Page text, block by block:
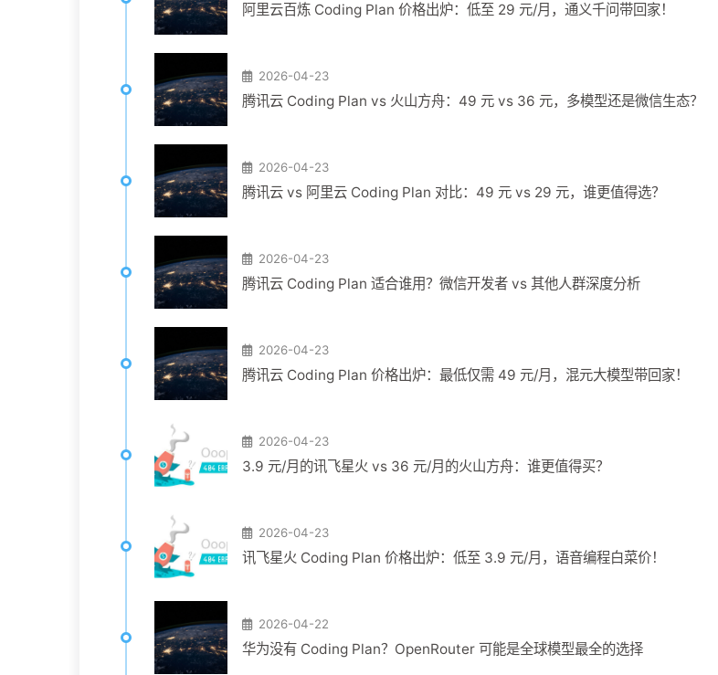
阿里云百炼 Coding Plan 价格出炉：低至 29 元/月，通义千问带回家！
2026-04-23
腾讯云 Coding Plan vs 火山方舟：49 元 vs 36 元，多模型还是微信生态？
2026-04-23
腾讯云 vs 阿里云 Coding Plan 对比：49 元 vs 29 元，谁更值得选？
2026-04-23
腾讯云 Coding Plan 适合谁用？微信开发者 vs 其他人群深度分析
2026-04-23
腾讯云 Coding Plan 价格出炉：最低仅需 49 元/月，混元大模型带回家！
2026-04-23
3.9 元/月的讯飞星火 vs 36 元/月的火山方舟：谁更值得买？
2026-04-23
讯飞星火 Coding Plan 价格出炉：低至 3.9 元/月，语音编程白菜价！
2026-04-22
华为没有 Coding Plan？OpenRouter 可能是全球模型最全的选择